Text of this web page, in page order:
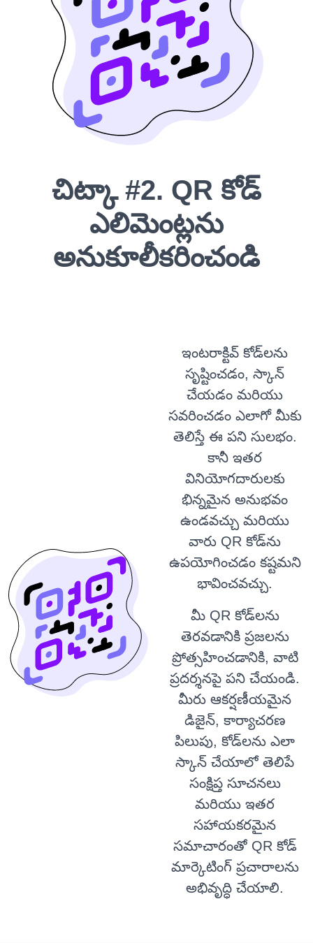
చిట్కా #2. QR కోడ్
ఎలిమెంట్లను
అనుకూలీకరించండి
ఇంటరాక్టివ్ కోడ్‌లను
సృష్టించడం, స్కాన్
చేయడం మరియు
సవరించడం ఎలాగో మీకు
తెలిస్తే ఈ పని సులభం.
కానీ ఇతర
వినియోగదారులకు
భిన్నమైన అనుభవం
ఉండవచ్చు మరియు
వారు QR కోడ్‌ను
ఉపయోగించడం కష్టమని
భావించవచ్చు.
మీ QR కోడ్‌లను
తెరవడానికి ప్రజలను
ప్రోత్సహించడానికి, వాటి
ప్రదర్శనపై పని చేయండి.
మీరు ఆకర్షణీయమైన
డిజైన్, కార్యాచరణ
పిలుపు, కోడ్‌లను ఎలా
స్కాన్ చేయాలో తెలిపే
సంక్షిప్త సూచనలు
మరియు ఇతర
సహాయకరమైన
సమాచారంతో QR కోడ్
మార్కెటింగ్ ప్రచారాలను
అభివృద్ధి చేయాలి.